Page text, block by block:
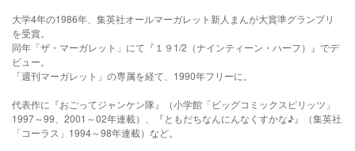
大学4年の1986年、集英社オールマーガレット新人まんが大賞準グランプリ
を受賞。
同年「ザ・マーガレット」にて『１９1/2（ナインティーン・ハーフ）』でデ
ビュー。
「週刊マーガレット」の専属を経て、1990年フリーに。
代表作に『おごってジャンケン隊』（小学館「ビッグコミックスピリッツ」
1997～99、2001～02年連載）、『ともだちなんにんなくすかな♪』（集英社
「コーラス」1994～98年連載）など。